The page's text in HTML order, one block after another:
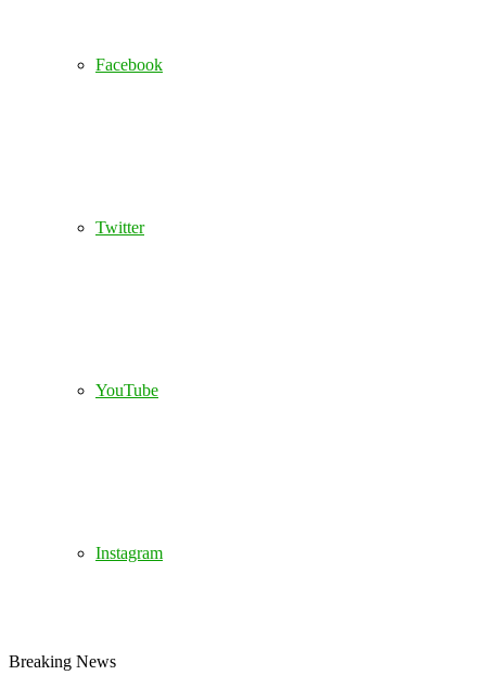
Facebook
Twitter
YouTube
Instagram
Breaking News